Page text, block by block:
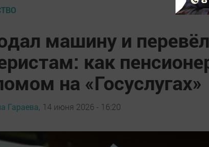
машину и
как
на «Госуслугах»
Гараева, 14 июня 2026 - 16:20